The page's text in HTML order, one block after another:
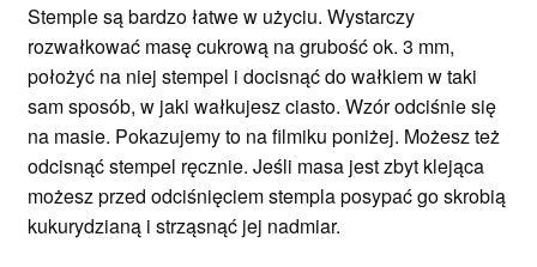
Stemple są bardzo łatwe w użyciu. Wystarczy
rozwałkować masę cukrową na grubość ok. 3 mm,
położyć na niej stempel i docisnąć do wałkiem w taki
sam sposób, w jaki wałkujesz ciasto. Wzór odciśnie się
na masie. Pokazujemy to na filmiku poniżej. Możesz też
odcisnąć stempel ręcznie. Jeśli masa jest zbyt klejąca
możesz przed odciśnięciem stempla posypać go skrobią
kukurydzianą i strząsnąć jej nadmiar.